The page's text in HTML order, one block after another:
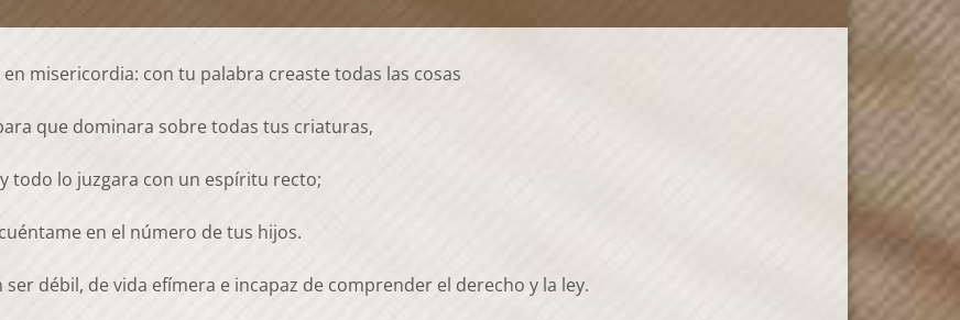
misericordia: con tu palabra creaste todas las cosas
que dominara sobre todas tus criaturas,
todo lo juzgara con un espíritu recto;
en el número de tus hijos.
débil, de vida efímera e incapaz de comprender el derecho y la ley.